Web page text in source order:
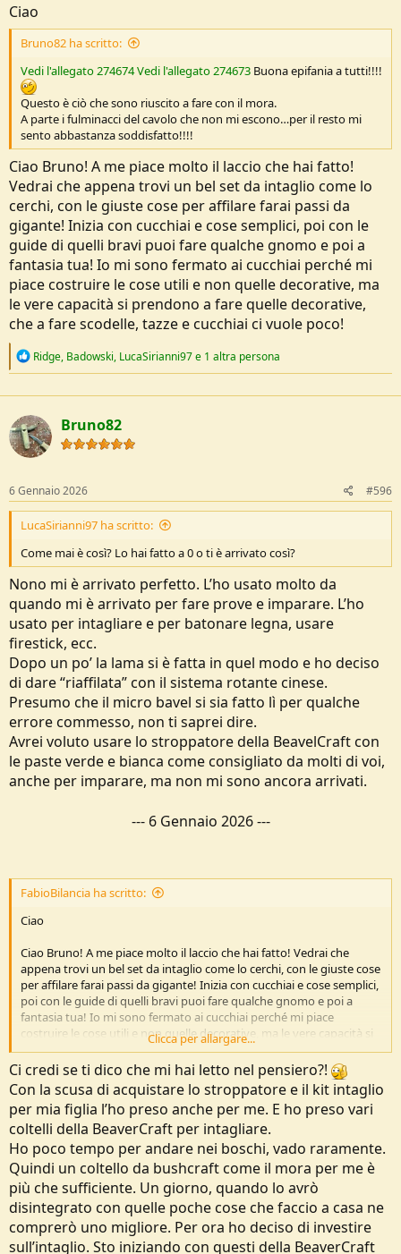
Ciao
Bruno82 ha scritto:
Vedi l'allegato 274674Vedi l'allegato 274673 Buona epifania a tutti!!!!
Questo è ciò che sono riuscito a fare con il mora.
A parte i fulminacci del cavolo che non mi escono…per il resto mi
sento abbastanza soddisfatto!!!!
Ciao Bruno! A me piace molto il laccio che hai fatto!
Vedrai che appena trovi un bel set da intaglio come lo
cerchi, con le giuste cose per affilare farai passi da
gigante! Inizia con cucchiai e cose semplici, poi con le
guide di quelli bravi puoi fare qualche gnomo e poi a
fantasia tua! Io mi sono fermato ai cucchiai perché mi
piace costruire le cose utili e non quelle decorative, ma
le vere capacità si prendono a fare quelle decorative,
che a fare scodelle, tazze e cucchiai ci vuole poco!
R
e
c
t
i
o
n
Ridge, Badowski, LucaSirianni97e 1 altra persona
Bruno82
6 Gennaio 2026 #596
LucaSirianni97 ha scritto:
Come mai è così? Lo hai fatto a 0 o ti è arrivato così?
Nono mi è arrivato perfetto. L’ho usato molto da
quando mi è arrivato per fare prove e imparare. L’ho
usato per intagliare e per batonare legna, usare
firestick, ecc.
Dopo un po’ la lama si è fatta in quel modo e ho deciso
di dare “riaffilata” con il sistema rotante cinese.
Presumo che il micro bavel si sia fatto lì per qualche
errore commesso, non ti saprei dire.
Avrei voluto usare lo stroppatore della BeavelCraft con
le paste verde e bianca come consigliato da molti di voi,
anche per imparare, ma non mi sono ancora arrivati.
--- 6 Gennaio 2026---
FabioBilancia ha scritto:
Ciao
Ciao Bruno! A me piace molto il laccio che hai fatto! Vedrai che
appena trovi un bel set da intaglio come lo cerchi, con le giuste cose
per affilare farai passi da gigante! Inizia con cucchiai e cose semplici,
poi con le guide di quelli bravi puoi fare qualche gnomo e poi a
fantasia tua! Io mi sono fermato ai cucchiai perché mi piace
costruire le cose utili e non quelle decorative, ma le vere capacità si
prendono a fare quelle decorative, che a fare scodelle, tazze e
cucchiai ci vuole poco!
Clicca per allargare...
Ci credi se ti dico che mi hai letto nel pensiero?!
Con la scusa di acquistare lo stroppatore e il kit intaglio
per mia figlia l’ho preso anche per me. E ho preso vari
coltelli della BeaverCraft per intagliare.
Ho poco tempo per andare nei boschi, vado raramente.
Quindi un coltello da bushcraft come il mora per me è
più che sufficiente. Un giorno, quando lo avrò
disintegrato con quelle poche cose che faccio a casa ne
comprerò uno migliore. Per ora ho deciso di investire
sull’intaglio. Sto iniziando con questi della BeaverCraft